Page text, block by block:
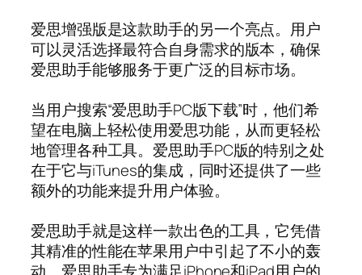
爱思增强版是这款助手的另一个亮点。用户
可以灵活选择最符合自身需求的版本，确保
爱思助手能够服务于更广泛的目标市场。
当用户搜索“爱思助手PC版下载”时，他们希
望在电脑上轻松使用爱思功能，从而更轻松
地管理各种工具。爱思助手PC版的特别之处
在于它与iTunes的集成，同时还提供了一些
额外的功能来提升用户体验。
爱思助手就是这样一款出色的工具，它凭借
其精准的性能在苹果用户中引起了不小的轰